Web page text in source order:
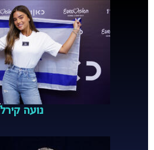
נועה קירל